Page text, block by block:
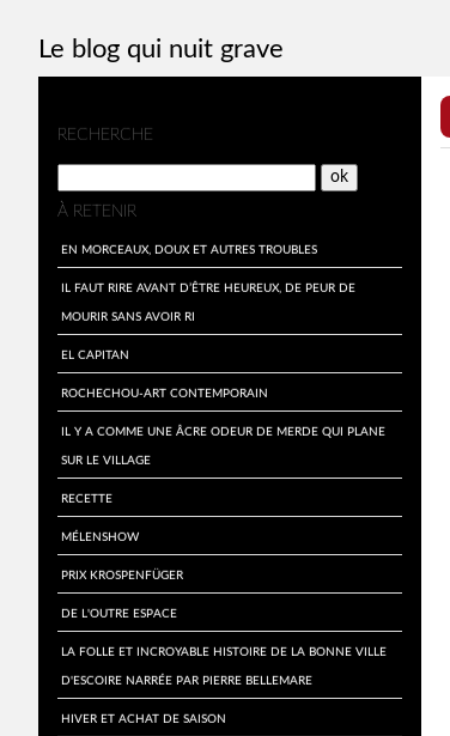
Le blog qui nuit grave
M
e
n
u
RECHERCHE
À RETENIR
En morceaux, doux et autres troubles
Il faut rire avant d’être heureux, de peur de
mourir sans avoir ri
El Capitan
Rochechou-art contemporain
Il y a comme une âcre odeur de merde qui plane
sur le village
Recette
Mélenshow
Prix Krospenfüger
De l'outre espace
La folle et incroyable histoire de la bonne ville
d'Escoire narrée par Pierre Bellemare
Hiver et achat de saison